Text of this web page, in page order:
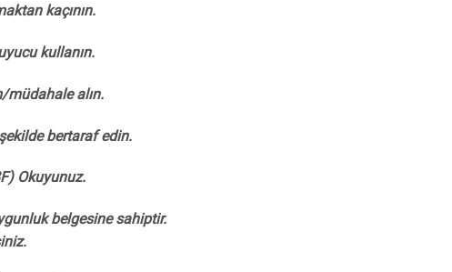
kaçının.
kullanın.
müdahale alın.
bertaraf edin.
Okuyunuz.
belgesine sahiptir.